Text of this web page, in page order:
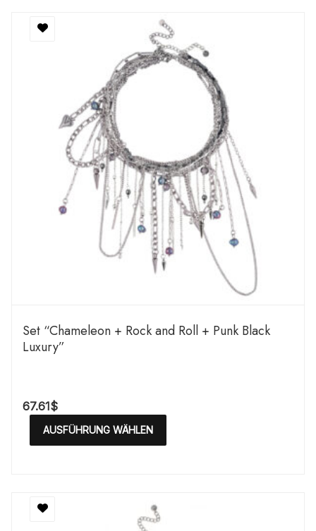
Set “Chameleon + Rock and Roll + Punk Black
Luxury”
67.61$
AUSFÜHRUNG WÄHLEN